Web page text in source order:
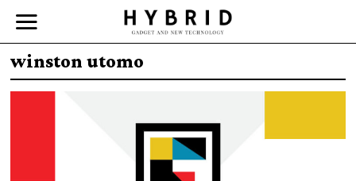
winston utomo